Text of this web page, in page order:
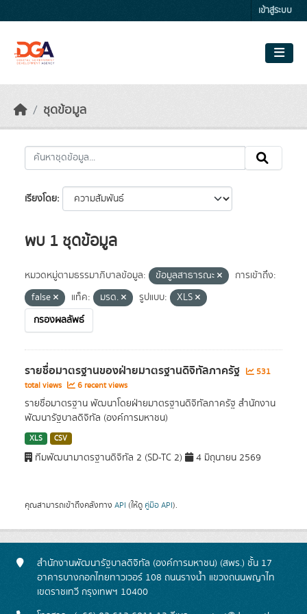
เข้าสู่ระบบ
ชุดข้อมูล
เรียงโดย
พบ 1 ชุดข้อมูล
หมวดหมู่ตามธรรมาภิบาลข้อมูล: ข้อมูลสาธารณะ
การเข้าถึง:
false
แท็ค: มรด. รูปแบบ:
XLS
กรองผลลัพธ์
รายชื่อมาตรฐานของฝ่ายมาตรฐานดิจิทัลภาครัฐ
531
total views
6 recent views
รายชื่อมาตรฐาน พัฒนาโดยฝ่ายมาตรฐานดิจิทัลภาครัฐ สำนักงาน
พัฒนารัฐบาลดิจิทัล (องค์การมหาชน)
XLS CSV
ทีมพัฒนามาตรฐานดิจิทัล 2 (SD-TC 2) 4 มิถุนายน 2569
คุณสามารถเข้าถึงคลังทาง API (ให้ดู คู่มือ API).
สำนักงานพัฒนารัฐบาลดิจิทัล (องค์การมหาชน) (สพร.) ชั้น 17
อาคารบางกอกไทยทาวเวอร์ 108 ถนนรางน้ำ แขวงถนนพญาไท
เขตราชเทวี กรุงเทพฯ 10400